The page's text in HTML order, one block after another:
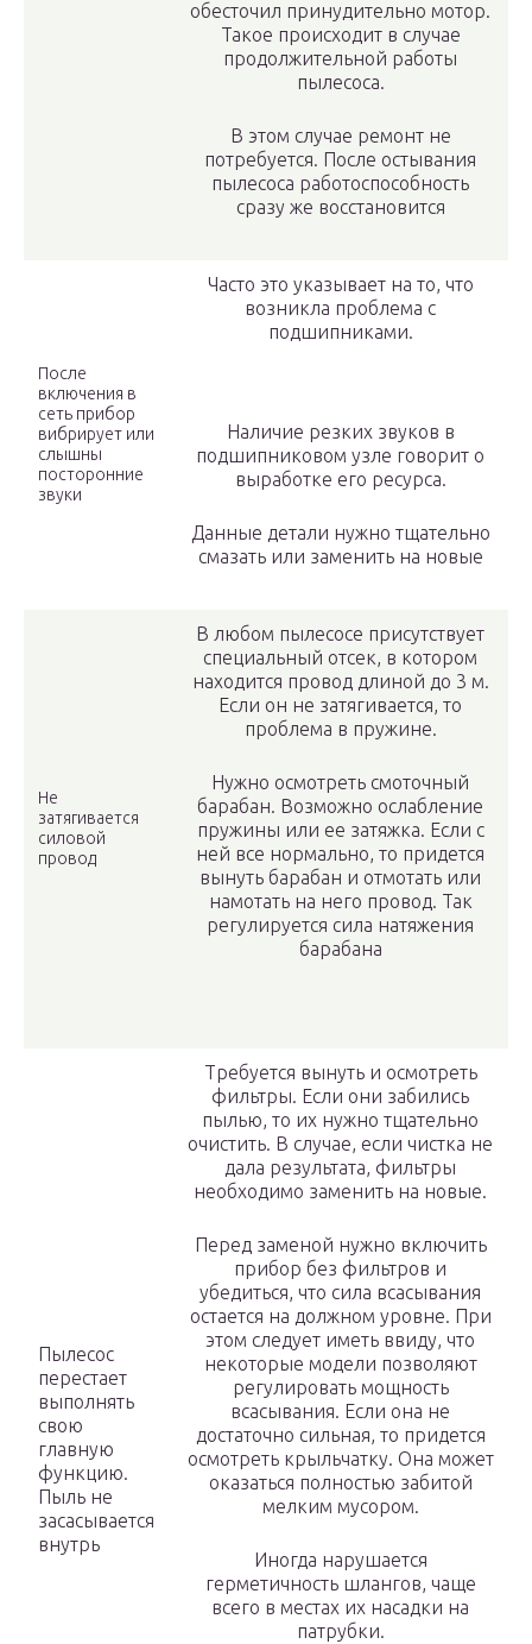
обесточил принудительно мотор.
Такое происходит в случае
продолжительной работы
пылесоса.
В этом случае ремонт не
потребуется. После остывания
пылесоса работоспособность
сразу же восстановится
После
включения в
сеть прибор
вибрирует или
слышны
посторонние
звуки
Часто это указывает на то, что
возникла проблема с
подшипниками.
Наличие резких звуков в
подшипниковом узле говорит о
выработке его ресурса.
Данные детали нужно тщательно
смазать или заменить на новые
Не
затягивается
силовой
провод
В любом пылесосе присутствует
специальный отсек, в котором
находится провод длиной до 3 м.
Если он не затягивается, то
проблема в пружине.
Нужно осмотреть смоточный
барабан. Возможно ослабление
пружины или ее затяжка. Если с
ней все нормально, то придется
вынуть барабан и отмотать или
намотать на него провод. Так
регулируется сила натяжения
барабана
Пылесос
перестает
выполнять
свою
главную
функцию.
Пыль не
засасывается
внутрь
Требуется вынуть и осмотреть
фильтры. Если они забились
пылью, то их нужно тщательно
очистить. В случае, если чистка не
дала результата, фильтры
необходимо заменить на новые.
Перед заменой нужно включить
прибор без фильтров и
убедиться, что сила всасывания
остается на должном уровне. При
этом следует иметь ввиду, что
некоторые модели позволяют
регулировать мощность
всасывания. Если она не
достаточно сильная, то придется
осмотреть крыльчатку. Она может
оказаться полностью забитой
мелким мусором.
Иногда нарушается
герметичность шлангов, чаще
всего в местах их насадки на
патрубки.